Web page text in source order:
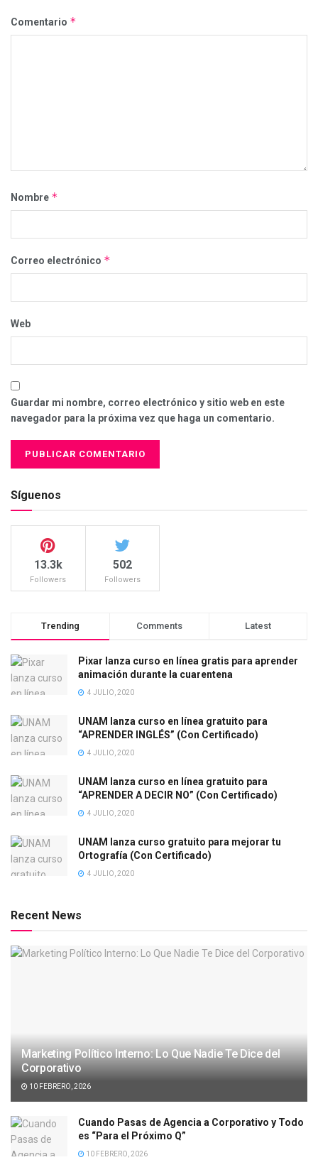
Comentario *
Nombre *
Correo electrónico *
Web
Guardar mi nombre, correo electrónico y sitio web en este
navegador para la próxima vez que haga un comentario.
Síguenos
13.3k
Followers
502
Followers
Trending Comments Latest
Pixar lanza curso en línea gratis para aprender
animación durante la cuarentena
4 JULIO, 2020
UNAM lanza curso en línea gratuito para
“APRENDER INGLÉS” (Con Certificado)
4 JULIO, 2020
UNAM lanza curso en línea gratuito para
“APRENDER A DECIR NO” (Con Certificado)
4 JULIO, 2020
UNAM lanza curso gratuito para mejorar tu
Ortografía (Con Certificado)
4 JULIO, 2020
Recent News
Marketing Político Interno: Lo Que Nadie Te Dice del
Corporativo
10 FEBRERO, 2026
Cuando Pasas de Agencia a Corporativo y Todo
es “Para el Próximo Q”
10 FEBRERO, 2026